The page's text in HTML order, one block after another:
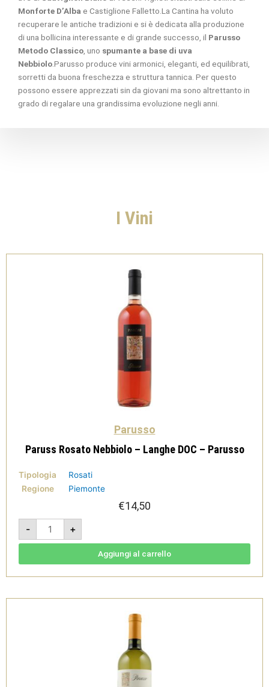
Monforte D’Alba e Castiglione Falletto.La Cantina ha voluto
recuperare le antiche tradizioni e si è dedicata alla produzione
di una bollicina interessante e di grande successo, il Parusso
Metodo Classico , uno spumante a base di uva
Nebbiolo.Parusso produce vini armonici, eleganti, ed equilibrati,
sorretti da buona freschezza e struttura tannica. Per questo
possono essere apprezzati sin da giovani ma sono altrettanto in
grado di regalare una grandissima evoluzione negli anni.
I Vini
Parusso
Paruss Rosato Nebbiolo – Langhe DOC – Parusso
Tipologia
Rosati
Regione
Piemonte
€14,50
-
Paruss
Rosato
Nebbiolo
-
Parusso
+
Aggiungi al carrello